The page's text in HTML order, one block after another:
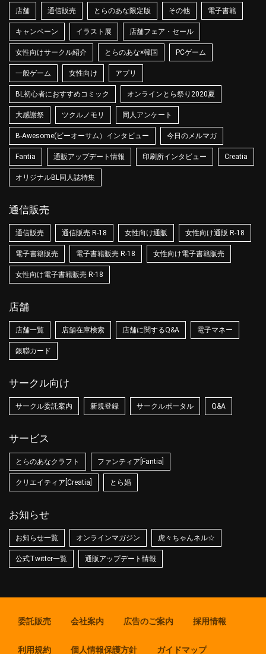
店舗 通信販売 とらのあな限定版 その他 電子書籍
キャンペーン イラスト展 店舗フェア・セール
女性向けサークル紹介 とらのあな×韓国 PCゲーム
一般ゲーム 女性向け アプリ
BL初心者におすすめコミック オンラインとら祭り2020夏
大感謝祭 ツクルノモリ 同人アンケート
B-Awesome(ビーオーサム）インタビュー 今日のメルマガ
Fantia 通販アップデート情報 印刷所インタビュー Creatia
オリジナルBL同人誌特集
通信販売
通信販売 通信販売 R-18 女性向け通販 女性向け通販 R-18
電子書籍販売 電子書籍販売 R-18 女性向け電子書籍販売
女性向け電子書籍販売 R-18
店舗
店舗一覧 店舗在庫検索 店舗に関するQ&A 電子マネー
銀聯カード
サークル向け
サークル委託案内 新規登録 サークルポータル Q&A
サービス
とらのあなクラフト ファンティア[Fantia]
クリエイティア[Creatia] とら婚
お知らせ
お知らせ一覧 オンラインマガジン 虎々ちゃんネル☆
公式Twitter一覧 通販アップデート情報
委託販売 会社案内 広告のご案内 採用情報
利用規約 個人情報保護方針 ガイドマップ